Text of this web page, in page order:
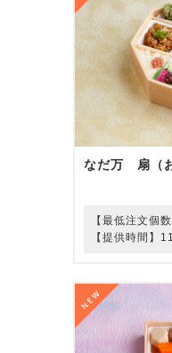
なだ万 扇（
【最低注文個
【提供時間】